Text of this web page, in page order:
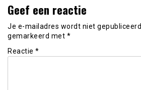
Geef een reactie
Je e-mailadres wordt niet gepubliceerd.
gemarkeerd met *
Reactie *